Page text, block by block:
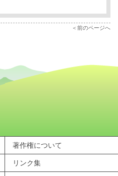
前のページへ
著作権について
リンク集